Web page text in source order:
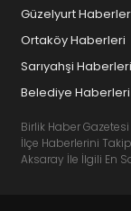
Güzelyurt
Ortaköy Haberleri
Sarıyahşi Haberleri
Belediye Haberleri
Birlik Haber
İlçe Haberlerini
Aksaray İle İlgili En